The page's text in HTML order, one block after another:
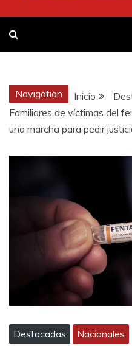
Navigation Inicio
Familiares de víctimas del
una marcha para pedir
Destacadas Nacionales